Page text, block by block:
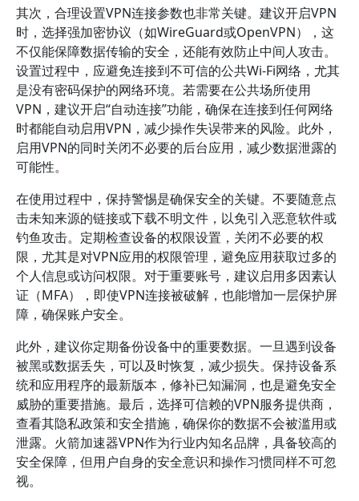
其次，合理设置VPN连接参数也非常关键。建议开启VPN
时，选择强加密协议（如WireGuard或OpenVPN），这
不仅能保障数据传输的安全，还能有效防止中间人攻击。
设置过程中，应避免连接到不可信的公共Wi-Fi网络，尤其
是没有密码保护的网络环境。若需要在公共场所使用
VPN，建议开启“自动连接”功能，确保在连接到任何网络
时都能自动启用VPN，减少操作失误带来的风险。此外，
启用VPN的同时关闭不必要的后台应用，减少数据泄露的
可能性。
在使用过程中，保持警惕是确保安全的关键。不要随意点
击未知来源的链接或下载不明文件，以免引入恶意软件或
钓鱼攻击。定期检查设备的权限设置，关闭不必要的权
限，尤其是对VPN应用的权限管理，避免应用获取过多的
个人信息或访问权限。对于重要账号，建议启用多因素认
证（MFA），即使VPN连接被破解，也能增加一层保护屏
障，确保账户安全。
此外，建议你定期备份设备中的重要数据。一旦遇到设备
被黑或数据丢失，可以及时恢复，减少损失。保持设备系
统和应用程序的最新版本，修补已知漏洞，也是避免安全
威胁的重要措施。最后，选择可信赖的VPN服务提供商，
查看其隐私政策和安全措施，确保你的数据不会被滥用或
泄露。火箭加速器VPN作为行业内知名品牌，具备较高的
安全保障，但用户自身的安全意识和操作习惯同样不可忽
视。